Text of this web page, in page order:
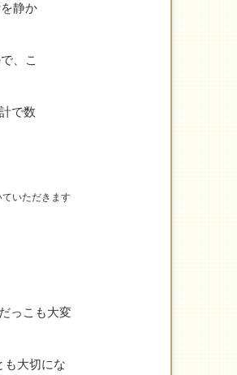
静か
、こ
で数
いただきます
っこも大変
も大切にな